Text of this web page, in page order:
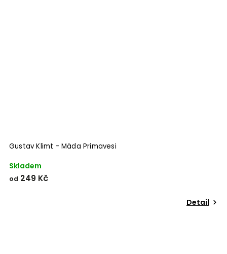
Gustav Klimt - Mäda Primavesi
Skladem
od 249 Kč
Detail